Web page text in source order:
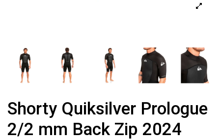
Shorty Quiksilver Prologue
2/2 mm Back Zip 2024